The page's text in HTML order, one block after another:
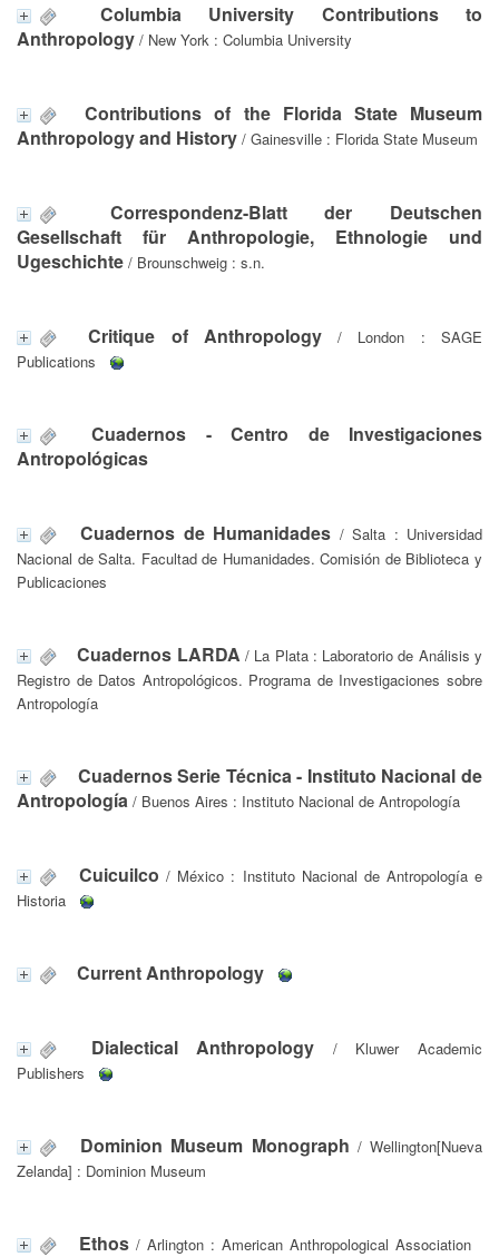
Columbia University Contributions to
Anthropology / New York : Columbia University
Contributions of the Florida State Museum
Anthropology and History / Gainesville : Florida State Museum
Correspondenz-Blatt der Deutschen
Gesellschaft für Anthropologie, Ethnologie und
Ugeschichte / Brounschweig : s.n.
Critique of Anthropology/ London : SAGE
Publications
Cuadernos - Centro de Investigaciones
Antropológicas
Cuadernos de Humanidades / Salta : Universidad
Nacional de Salta. Facultad de Humanidades. Comisión de Biblioteca y
Publicaciones
Cuadernos LARDA / La Plata : Laboratorio de Análisis y
Registro de Datos Antropológicos. Programa de Investigaciones sobre
Antropología
Cuadernos Serie Técnica - Instituto Nacional de
Antropología / Buenos Aires : Instituto Nacional de Antropología
Cuicuilco / México : Instituto Nacional de Antropología e
Historia
Current Anthropology
Dialectical Anthropology / Kluwer Academic
Publishers
Dominion Museum Monograph / Wellington[Nueva
Zelanda] : Dominion Museum
Ethos / Arlington : American Anthropological Association